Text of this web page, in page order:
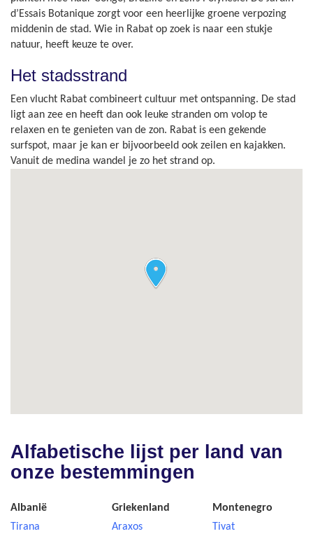
d’Essais Botanique zorgt voor een heerlijke groene verpozing
middenin de stad. Wie in Rabat op zoek is naar een stukje
natuur, heeft keuze te over.
Het stadsstrand
Een vlucht Rabat combineert cultuur met ontspanning. De stad
ligt aan zee en heeft dan ook leuke stranden om volop te
relaxen en te genieten van de zon. Rabat is een gekende
surfspot, maar je kan er bijvoorbeeld ook zeilen en kajakken.
Vanuit de medina wandel je zo het strand op.
Alfabetische lijst per land van
onze bestemmingen
Albanië
Tirana
Griekenland
Araxos
Montenegro
Tivat